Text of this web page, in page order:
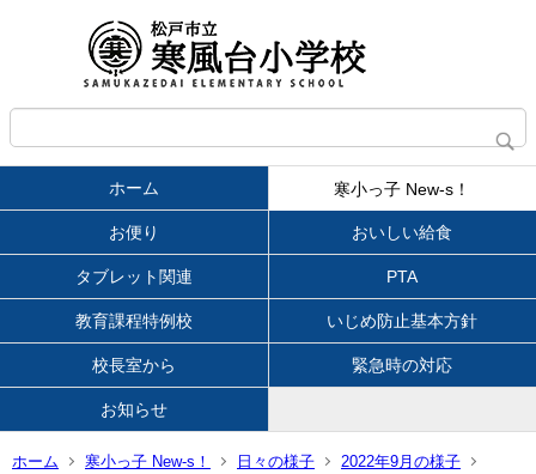
ホーム 寒小っ子 New-s！
お便り おいしい給食
タブレット関連 PTA
教育課程特例校 いじめ防止基本方針
校長室から 緊急時の対応
お知らせ
ホーム 寒小っ子 New-s！ 日々の様子
2022年9月の様子